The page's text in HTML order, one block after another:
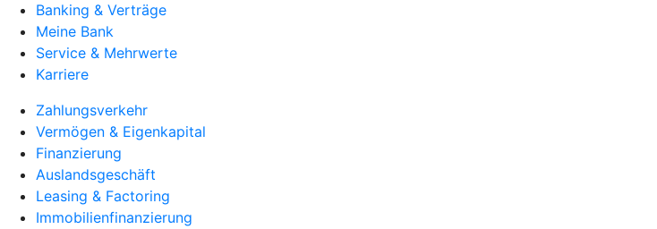
Banking & Verträge
Meine Bank
Service & Mehrwerte
Karriere
Zahlungsverkehr
Vermögen & Eigenkapital
Finanzierung
Auslandsgeschäft
Leasing & Factoring
Immobilienfinanzierung